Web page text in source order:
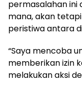
permasalahan
mana, akan
peristiwa antara
“Saya mencoba
memberikan izin
melakukan aksi